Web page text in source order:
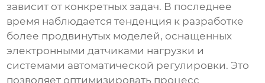
зависит от конкретных задач. В последнее
время наблюдается тенденция к разработке
более продвинутых моделей, оснащенных
электронными датчиками нагрузки и
системами автоматической регулировки. Это
позволяет оптимизировать процесс